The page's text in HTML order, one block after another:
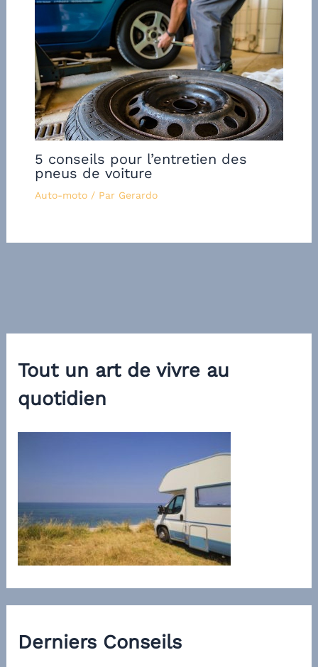
5 conseils pour l’entretien des
pneus de voiture
Auto-moto/ Par Gerardo
Tout un art de vivre au
quotidien
Derniers Conseils